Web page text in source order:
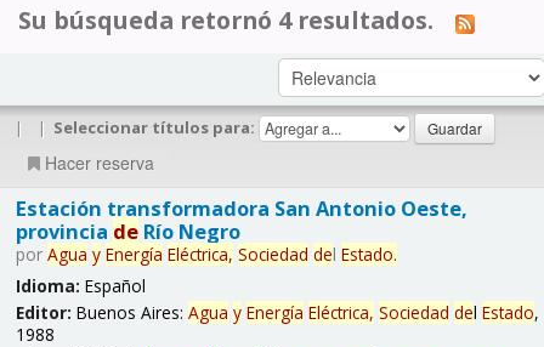
Su búsqueda retornó 4 resultados.
| | Seleccionar títulos para:
Hacer reserva
Estación transformadora San Antonio Oeste,
provincia deRío Negro
por Agua y Energía Eléctrica, Sociedad del Estado.
Idioma: Español
Editor: Buenos Aires: Agua y Energía Eléctrica, Sociedad del Estado,
1988